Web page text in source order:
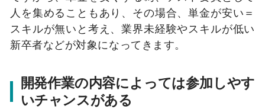
人を集めることもあり、その場合、単金が安い＝
スキルが無いと考え、業界未経験やスキルが低い
新卒者などが対象になってきます。
開発作業の内容によっては参加しやす
いチャンスがある